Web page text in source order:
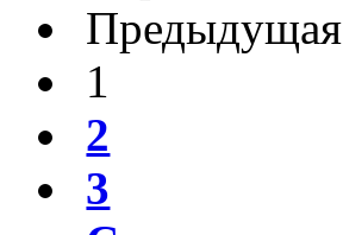
Предыдущая
1
2
3